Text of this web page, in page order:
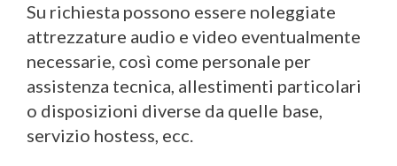
Su richiesta possono essere noleggiate
attrezzature audio e video eventualmente
necessarie, così come personale per
assistenza tecnica, allestimenti particolari
o disposizioni diverse da quelle base,
servizio hostess, ecc.